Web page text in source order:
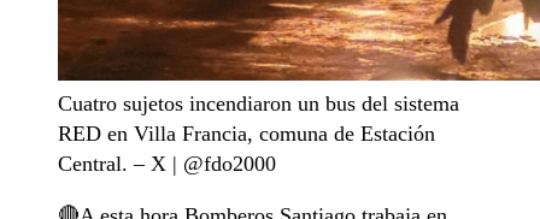
Cuatro sujetos incendiaron un bus del sistema
RED en Villa Francia, comuna de Estación
Central. – X | @fdo2000